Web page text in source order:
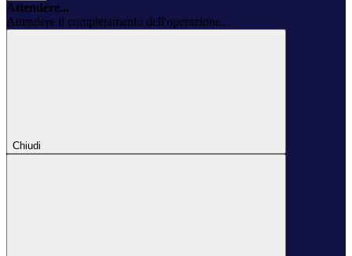
Attendere...
Attendere il completamento dell'operazione...
Chiudi